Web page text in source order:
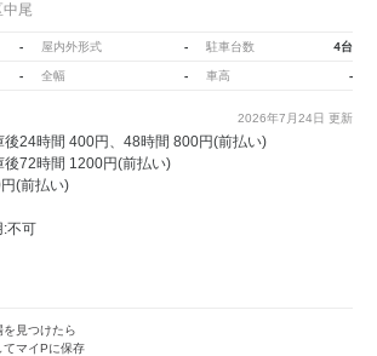
尾
- 屋内外形式 - 駐車台数 4台
- 全幅 - 車高 -
2026年7月24日 更新
24時間 400円、48時間 800円(前払い)
72時間 1200円(前払い)
(前払い)
:不可
見つけたら
てマイPに保存